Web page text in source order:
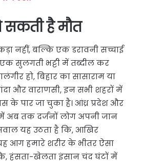
सकती है मौत
नहीं, बल्कि एक डरावनी सच्चाई
सुलगती भट्टी में तब्दील कर
हो, बिहार का सासाराम या
और वाराणसी, इन सभी शहरों में
के पार जा चुका है। आंध्र प्रदेश और
अब तक दर्जनों लोग अपनी जान
यह उठता है कि, आखिर
आग हमारे शरीर के भीतर ऐसा
हंसता-खेलता इंसान चंद घंटों में